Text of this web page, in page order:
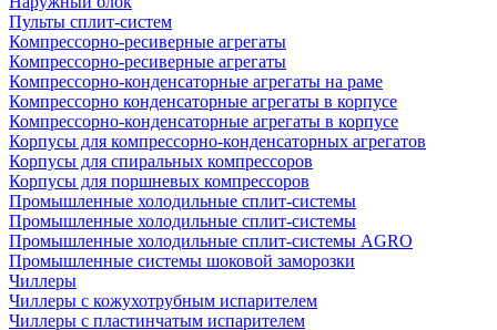
Пульты сплит-систем
Компрессорно-ресиверные агрегаты
Компрессорно-ресиверные агрегаты
Компрессорно-конденсаторные агрегаты на раме
Компрессорно конденсаторные агрегаты в корпусе
Компрессорно-конденсаторные агрегаты в корпусе
Корпусы для компрессорно-конденсаторных агрегатов
Корпусы для спиральных компрессоров
Корпусы для поршневых компрессоров
Промышленные холодильные сплит-системы
Промышленные холодильные сплит-системы
Промышленные холодильные сплит-системы AGRO
Промышленные системы шоковой заморозки
Чиллеры
Чиллеры с кожухотрубным испарителем
Чиллеры с пластинчатым испарителем